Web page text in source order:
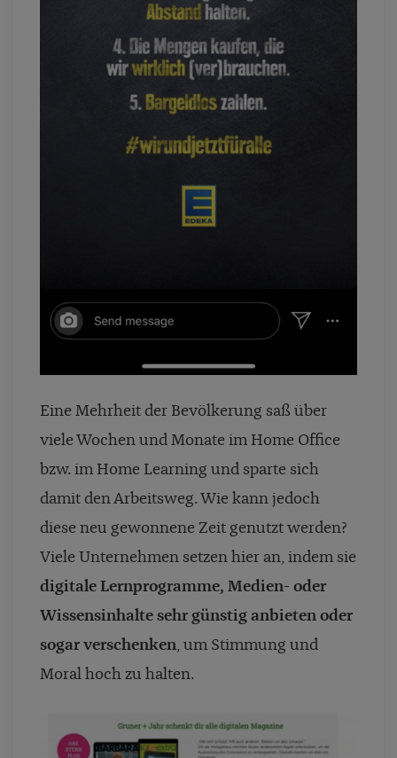
Eine Mehrheit der Bevölkerung saß über
viele Wochen und Monate im Home Office
bzw. im Home Learning und sparte sich
damit den Arbeitsweg. Wie kann jedoch
diese neu gewonnene Zeit genutzt werden?
Viele Unternehmen setzen hier an, indem sie
digitale Lernprogramme, Medien- oder
Wissensinhalte sehr günstig anbieten oder
sogar verschenken, um Stimmung und
Moral hoch zu halten.